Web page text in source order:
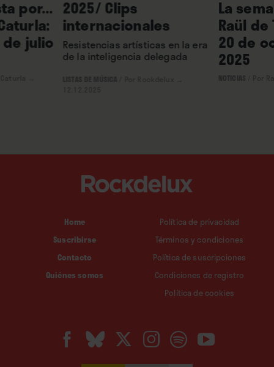
por...
julio
2025/ Clips
internacionales
Resistencias artísticas en la era
de la inteligencia delegada
La
Raül de
20 de
2025
Home
Suscribirse
Contacto
Quiénes somos
Política de privacidad
Términos y condiciones
Política de suscripciones
Condiciones de registro
Política de cookies